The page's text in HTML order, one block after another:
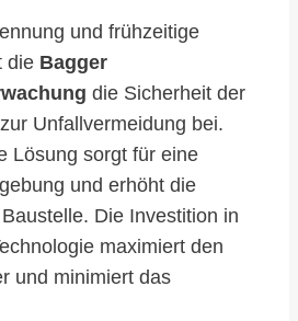
und frühzeitige
die Bagger
die Sicherheit der
Unfallvermeidung bei.
Lösung sorgt für eine
und erhöht die
Die Investition in
maximiert den
und minimiert das